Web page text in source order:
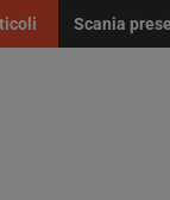
Scania
Anas e